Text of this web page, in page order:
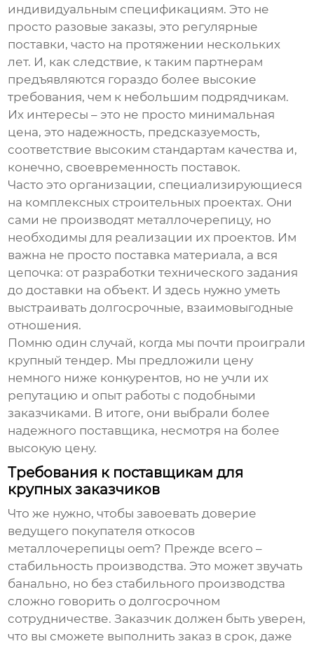
индивидуальным спецификациям. Это не
просто разовые заказы, это регулярные
поставки, часто на протяжении нескольких
лет. И, как следствие, к таким партнерам
предъявляются гораздо более высокие
требования, чем к небольшим подрядчикам.
Их интересы – это не просто минимальная
цена, это надежность, предсказуемость,
соответствие высоким стандартам качества и,
конечно, своевременность поставок.
Часто это организации, специализирующиеся
на комплексных строительных проектах. Они
сами не производят металлочерепицу, но
необходимы для реализации их проектов. Им
важна не просто поставка материала, а вся
цепочка: от разработки технического задания
до доставки на объект. И здесь нужно уметь
выстраивать долгосрочные, взаимовыгодные
отношения.
Помню один случай, когда мы почти проиграли
крупный тендер. Мы предложили цену
немного ниже конкурентов, но не учли их
репутацию и опыт работы с подобными
заказчиками. В итоге, они выбрали более
надежного поставщика, несмотря на более
высокую цену.
Требования к поставщикам для
крупных заказчиков
Что же нужно, чтобы завоевать доверие
ведущего покупателя откосов
металлочерепицы oem? Прежде всего –
стабильность производства. Это может звучать
банально, но без стабильного производства
сложно говорить о долгосрочном
сотрудничестве. Заказчик должен быть уверен,
что вы сможете выполнить заказ в срок, даже